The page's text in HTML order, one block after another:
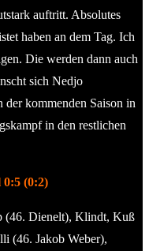
auftritt. Absolutes
haben an dem Tag. Ich
Die werden dann auch
sich Nedjo
kommenden Saison in
in den restlichen
(0:2)
(46. Dienelt), Klindt, Kuß
(46. Jakob Weber),